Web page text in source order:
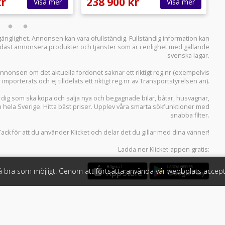
Annonsen kan vara ofullständig. Fullständig information kan
annonsera produkter och tjänster som är i enlighet med gällande
svenska lagar.
om det aktuella fordonet saknar ett riktigt reg.nr (exempelvis
och ej tilldelats ett riktigt reg.nr av Transportstyrelsen än).
som ska köpa och sälja nya och begagnade bilar, båtar, husvagnar,
Sverige. Hitta bäst priser. Upplev våra smarta sökfunktioner med
snabba filter.
för att du använder Klicket och delar det du gillar med dina vänner!
Ladda ner Klicket-appen gratis:
som möjligt. Genom att fortsätta använda vår webbplats